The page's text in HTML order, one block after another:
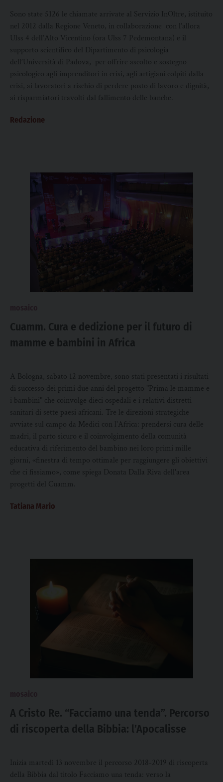
Sono state 5126 le chiamate arrivate al Servizio InOltre, istituito
nel 2012 dalla Regione Veneto, in collaborazione con l’allora
Ulss 4 dell’Alto Vicentino (ora Ulss 7 Pedemontana) e il
supporto scientifico del Dipartimento di psicologia
dell’Università di Padova, per offrire ascolto e sostegno
psicologico agli imprenditori in crisi, agli artigiani colpiti dalla
crisi, ai lavoratori a rischio di perdere posto di lavoro e dignità,
ai risparmiatori travolti dal fallimento delle banche.
Redazione
Cuamm. Cura e dedizione per il futuro di
mamme e bambini in Africa
A Bologna, sabato 12 novembre, sono stati presentati i risultati
di successo dei primi due anni del progetto "Prima le mamme e
i bambini" che coinvolge dieci ospedali e i relativi distretti
sanitari di sette paesi africani. Tre le direzioni strategiche
avviate sul campo da Medici con l'Africa: prendersi cura delle
madri, il parto sicuro e il coinvolgimento della comunità
educativa di riferimento del bambino nei loro primi mille
giorni, «finestra di tempo ottimale per raggiungere gli obiettivi
che ci fissiamo», come spiega Donata Dalla Riva dell'area
progetti del Cuamm.
Tatiana Mario
A Cristo Re. “Facciamo una tenda”. Percorso
di riscoperta della Bibbia: l’Apocalisse
Inizia martedì 13 novembre il percorso 2018-2019 di riscoperta
della Bibbia dal titolo Facciamo una tenda: verso la